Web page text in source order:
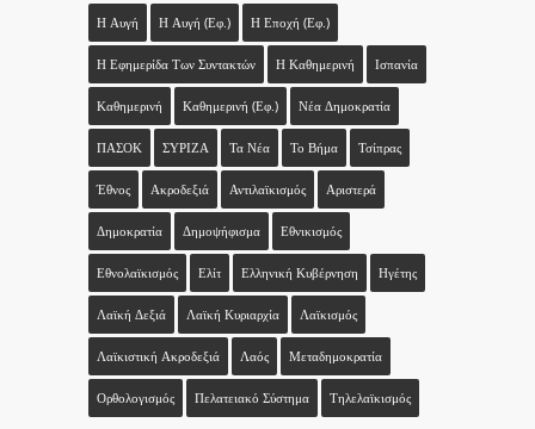
Η Αυγή Η Αυγή (εφ.) Η Εποχή (εφ.)
Η Εφημερίδα Των Συντακτών Η Καθημερινή Ισπανία
Καθημερινή Καθημερινή (εφ.) Νέα Δημοκρατία
ΠΑΣΟΚ ΣΥΡΙΖΑ Τα Νέα Το Βήμα Τσίπρας
Έθνος Ακροδεξιά Αντιλαϊκισμός Αριστερά
Δημοκρατία Δημοψήφισμα Εθνικισμός
Εθνολαϊκισμός Ελίτ Ελληνική Κυβέρνηση Ηγέτης
Λαϊκή Δεξιά Λαϊκή Κυριαρχία Λαϊκισμός
Λαϊκιστική Ακροδεξιά Λαός Μεταδημοκρατία
Ορθολογισμός Πελατειακό Σύστημα Τηλελαϊκισμός